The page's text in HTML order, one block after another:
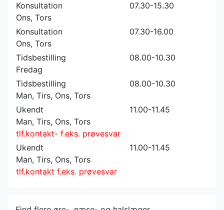
Konsultation
07.30-15.30
Ons, Tors
Konsultation
07.30-16.00
Ons, Tors
Tidsbestilling
08.00-10.30
Fredag
Tidsbestilling
08.00-10.30
Man, Tirs, Ons, Tors
Ukendt
11.00-11.45
Man, Tirs, Ons, Tors
tlf.kontakt- f.eks. prøvesvar
Ukendt
11.00-11.45
Man, Tirs, Ons, Tors
tlf.kontakt f.eks. prøvesvar